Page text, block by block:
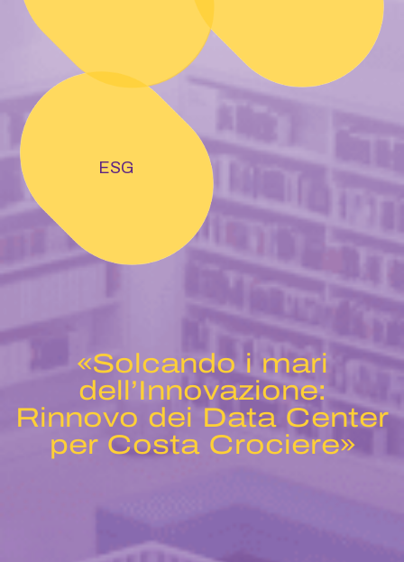
ESG
«Solcando i mari
dell’Innovazione:
Rinnovo dei Data Center
per Costa Crociere»